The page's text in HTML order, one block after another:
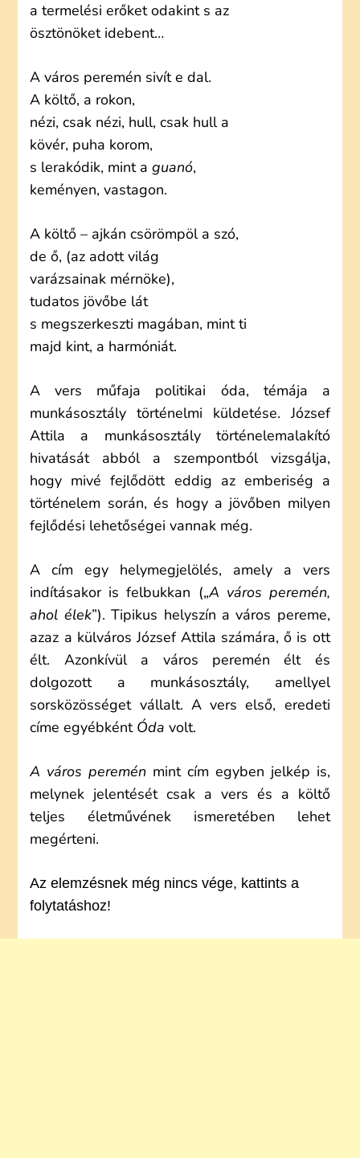
a termelési erőket odakint s az
ösztönöket idebent…
A város peremén sivít e dal.
A költő, a rokon,
nézi, csak nézi, hull, csak hull a
kövér, puha korom,
s lerakódik, mint aguanó,
keményen, vastagon.
A költő – ajkán csörömpöl a szó,
de ő, (az adott világ
varázsainak mérnöke),
tudatos jövőbe lát
s megszerkeszti magában, mint ti
majd kint, a harmóniát.
A vers műfaja politikai óda, témája a
munkásosztály történelmi küldetése. József
Attila a munkásosztály történelemalakító
hivatását abból a szempontból vizsgálja,
hogy mivé fejlődött eddig az emberiség a
történelem során, és hogy a jövőben milyen
fejlődési lehetőségei vannak még.
A cím egy helymegjelölés, amely a vers
indításakor is felbukkan („A város peremén,
ahol élek”). Tipikus helyszín a város pereme,
azaz a külváros József Attila számára, ő is ott
élt. Azonkívül a város peremén élt és
dolgozott a munkásosztály, amellyel
sorsközösséget vállalt. A vers első, eredeti
címe egyébként Óda volt.
A város peremén mint cím egyben jelkép is,
melynek jelentését csak a vers és a költő
teljes életművének ismeretében lehet
megérteni.
Az elemzésnek még nincs vége, kattints a
folytatáshoz!